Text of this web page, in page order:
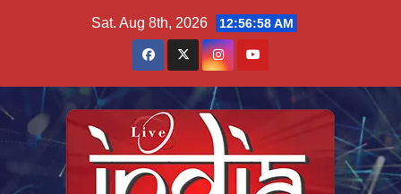
Sat. Aug 8th, 2026 12:56:58 AM